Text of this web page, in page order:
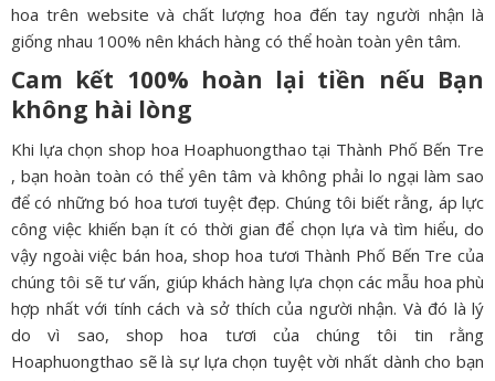
hoa trên website và chất lượng hoa đến tay người nhận là
giống nhau 100% nên khách hàng có thể hoàn toàn yên tâm.
Cam kết 100% hoàn lại tiền nếu Bạn
không hài lòng
Khi lựa chọn shop hoa Hoaphuongthao tại Thành Phố Bến Tre
, bạn hoàn toàn có thể yên tâm và không phải lo ngại làm sao
để có những bó hoa tươi tuyệt đẹp. Chúng tôi biết rằng, áp lực
công việc khiến bạn ít có thời gian để chọn lựa và tìm hiểu, do
vậy ngoài việc bán hoa, shop hoa tươi Thành Phố Bến Tre của
chúng tôi sẽ tư vấn, giúp khách hàng lựa chọn các mẫu hoa phù
hợp nhất với tính cách và sở thích của người nhận. Và đó là lý
do vì sao, shop hoa tươi của chúng tôi tin rằng
Hoaphuongthao sẽ là sự lựa chọn tuyệt vời nhất dành cho bạn